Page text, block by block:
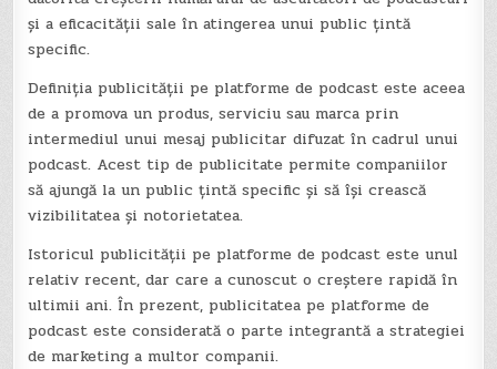
și a eficacității sale în atingerea unui public țintă
specific.
Definiția publicității pe platforme de podcast este aceea
de a promova un produs, serviciu sau marca prin
intermediul unui mesaj publicitar difuzat în cadrul unui
podcast. Acest tip de publicitate permite companiilor
să ajungă la un public țintă specific și să își crească
vizibilitatea și notorietatea.
Istoricul publicității pe platforme de podcast este unul
relativ recent, dar care a cunoscut o creștere rapidă în
ultimii ani. În prezent, publicitatea pe platforme de
podcast este considerată o parte integrantă a strategiei
de marketing a multor companii.